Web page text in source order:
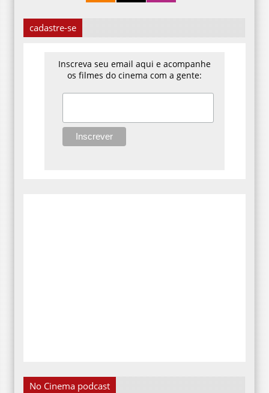
cadastre-se
Inscreva seu email aqui e acompanhe
os filmes do cinema com a gente:
No Cinema podcast